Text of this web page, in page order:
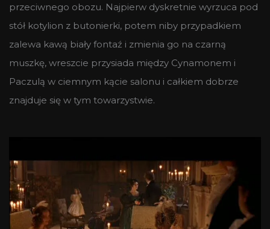
przeciwnego obozu. Najpierw dyskretnie wyrzuca pod
stół kotylion z butonierki, potem niby przypadkiem
zalewa kawą biały fontaź i zmienia go na czarną
muszkę, wreszcie przysiada między Cynamonem i
Paczulą w ciemnym kącie salonu i całkiem dobrze
znajduje się w tym towarzystwie.